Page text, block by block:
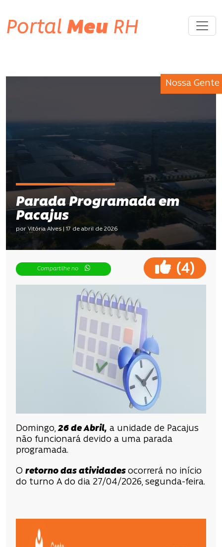
Portal Meu RH
Nossa Gente
Parada Programada em
Pacajus
por Vitória Alves | 17 de abril de 2026
Compartilhe no (4)
Domingo, 26 de Abril, a unidade de Pacajus
não funcionará devido a uma parada
programada.
O retorno das atividades ocorrerá no início
do turno A do dia 27/04/2026, segunda-feira.